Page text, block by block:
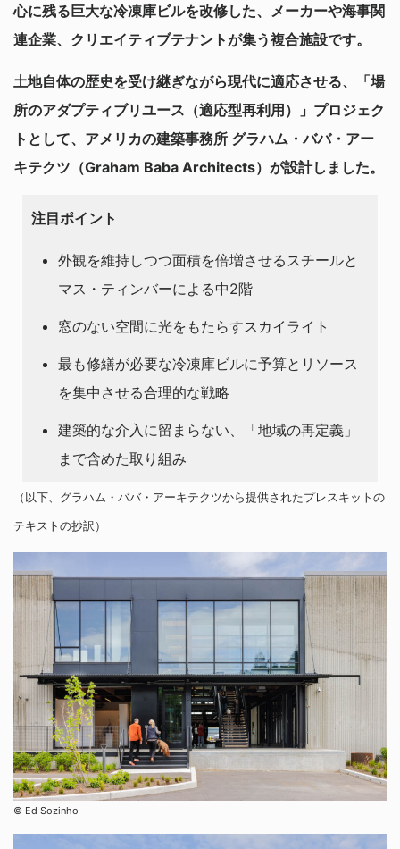
心に残る巨大な冷凍庫ビルを改修した、メーカーや海事関
連企業、クリエイティブテナントが集う複合施設です。
土地自体の歴史を受け継ぎながら現代に適応させる、「場
所のアダプティブリユース（適応型再利用）」プロジェク
トとして、アメリカの建築事務所 グラハム・ババ・アー
キテクツ（Graham Baba Architects）が設計しました。
注目ポイント
外観を維持しつつ面積を倍増させるスチールと
マス・ティンバーによる中2階
窓のない空間に光をもたらすスカイライト
最も修繕が必要な冷凍庫ビルに予算とリソース
を集中させる合理的な戦略
建築的な介入に留まらない、「地域の再定義」
まで含めた取り組み
（以下、グラハム・ババ・アーキテクツから提供されたプレスキットの
テキストの抄訳）
©︎ Ed Sozinho